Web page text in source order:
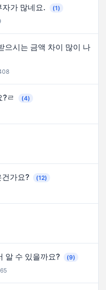
가 많네요.
(1)
으시는 금액 차이 많이 나
ㄹ
(4)
가요?
(12)
알 수 있을까요?
(9)